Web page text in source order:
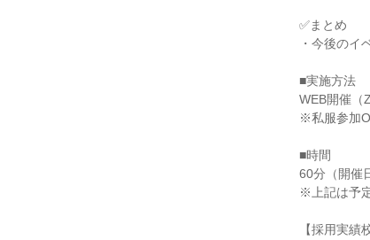
✅まとめ
・今後のイ
■実施方法
WEB開催（
※私服参加
■時間
60分（開催
※上記は予
【採用実績